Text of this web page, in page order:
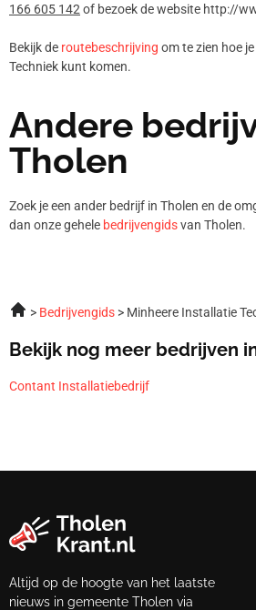
166 605 142 of bezoek de website http://
Bekijk de routebeschrijving om te zien hoe
Techniek kunt komen.
Andere
Tholen
Zoek je een ander bedrijf in Tholen en de
dan onze gehele bedrijvengidsvan Tholen.
Bedrijvengids Minheere Installatie
Bekijk nog meer bedrijven
Contant Installatiebedrijf
Altijd op de hoogte van het laatste
nieuws in gemeente Tholen via